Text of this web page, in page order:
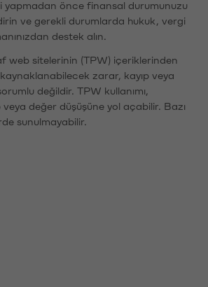
yapmadan önce finansal durumunuzu
ve gerekli durumlarda hukuk, vergi
destek alın.
web sitelerinin (TPW) içeriklerinden
zarar, kayıp veya
değildir. TPW kullanımı,
veya değer düşüşüne yol açabilir. Bazı
sunulmayabilir.